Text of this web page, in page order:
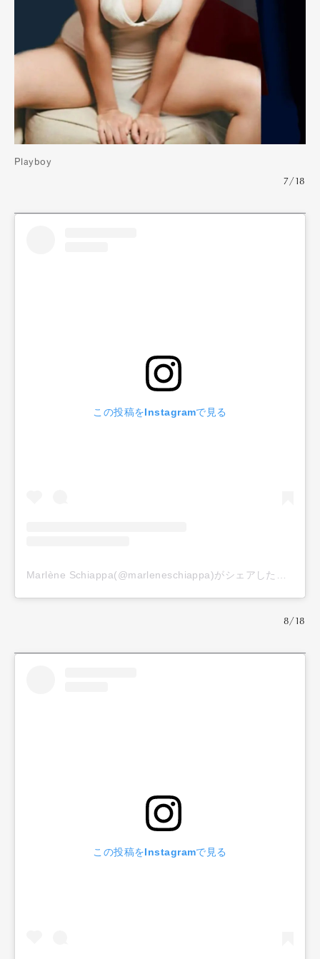
Playboy
7/18
この投稿をInstagramで見る
8/18
この投稿をInstagramで見る